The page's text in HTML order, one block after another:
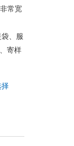
常宽
、服
寄样